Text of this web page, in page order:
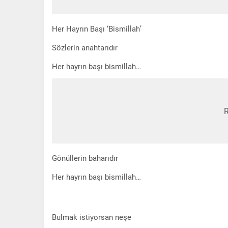
Her Hayrın Başı ‘Bismillah’
Sözlerin anahtarıdır
Her hayrın başı bismillah…
Gönüllerin baharıdır
Her hayrın başı bismillah…
Bulmak istiyorsan neşe